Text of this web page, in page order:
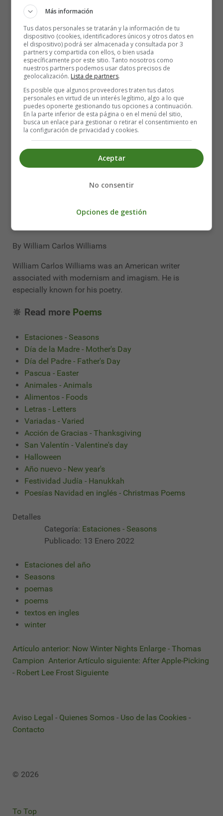
inglés estaciones del año
Blizzard
Snow:
years of anger following
hours that float idly down —
the blizzard
drifts its weight
deeper and deeper for three days
or sixty years, eh? Then
the sun! a clutter of
yellow and blue flakes —
Hairy looking trees stand out
his solitary track stretched out
By William Carlos Williams
William Carlos Williams was an American writer
associated with modernism and imagism. He is
especially known for his poetry.
🔆 Read more Poems
Estaciones - Seasons
Día de la Madre - Mother's Day
Día del Padre - Father's Day
Pascua - Easter
Animales - Animals
Alimentos - Foods
Letras - Letters
Variadas - Varied
Acción de Gracias - Thanksgiving
San Valentín - Valentine's day
Halloween
Año nuevo - New year's
Festividad Judía - Hanukkah
Poesías Navidad en inglés - Christmas Poems
Detalles
Categoría: Estaciones - Seasons
Publicado: 13 Enero 2022
Estaciones del año
Seasons
poemas
poems
textos en ingles
winter
Artículo anterior: Now Winter Nights Enlarge - Thomas
Campion Anterior Artículo siguiente: After Apple-Picking
- Robert Lee Frost Siguiente
Aviso Legal - Quienes Somos - Uso de las Cookies -
Contacto
© 2026
To Top
Más información
Tus datos personales se tratarán y la información de tu
dispositivo (cookies, identificadores únicos y otros datos en
el dispositivo) podrá ser almacenada y consultada por 3
partners y compartida con ellos, o bien usada
específicamente por este sitio. Tanto nosotros como
nuestros partners podemos usar datos precisos de
geolocalización. Lista de partners.
Es posible que algunos proveedores traten tus datos
personales en virtud de un interés legítimo, algo a lo que
puedes oponerte gestionando tus opciones a continuación.
En la parte inferior de esta página o en el menú del sitio,
busca un enlace para gestionar o retirar el consentimiento en
la configuración de privacidad y cookies.
Aceptar
No consentir
Opciones de gestión